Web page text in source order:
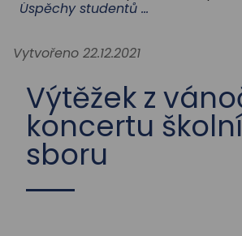
Úspěchy studentů a školy
Vytvořeno 22.12.2021
Výtěžek z
koncertu
sboru